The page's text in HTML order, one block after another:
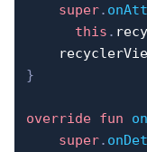
super.
this .
}
override fun
super.